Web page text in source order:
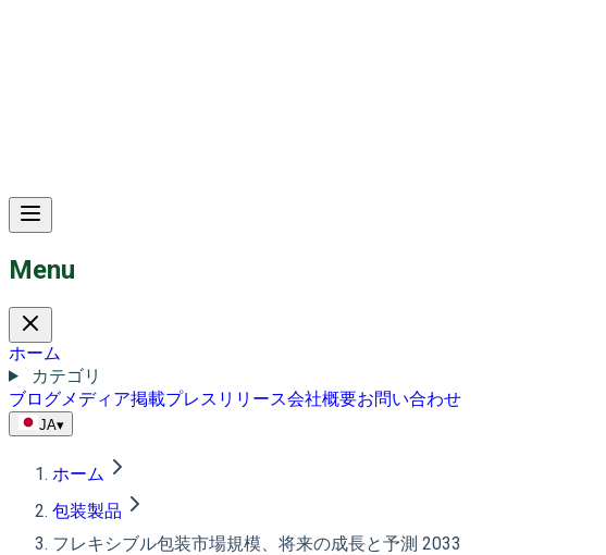
Menu
ホーム
カテゴリ
ブログメディア掲載プレスリリース会社概要お問い合わせ
JA▾
ホーム
包装製品
フレキシブル包装市場規模、将来の成長と予測 2033